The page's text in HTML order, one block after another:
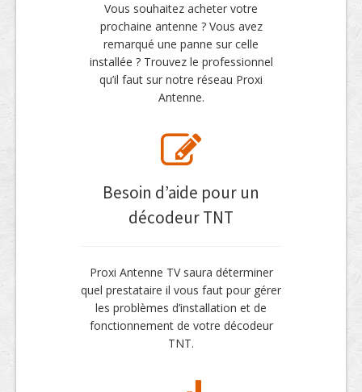
Vous souhaitez acheter votre
prochaine antenne ? Vous avez
remarqué une panne sur celle
installée ? Trouvez le professionnel
qu’il faut sur notre réseau Proxi
Antenne.
Besoin d’aide pour un
décodeur TNT
Proxi Antenne TV saura déterminer
quel prestataire il vous faut pour gérer
les problèmes d’installation et de
fonctionnement de votre décodeur
TNT.